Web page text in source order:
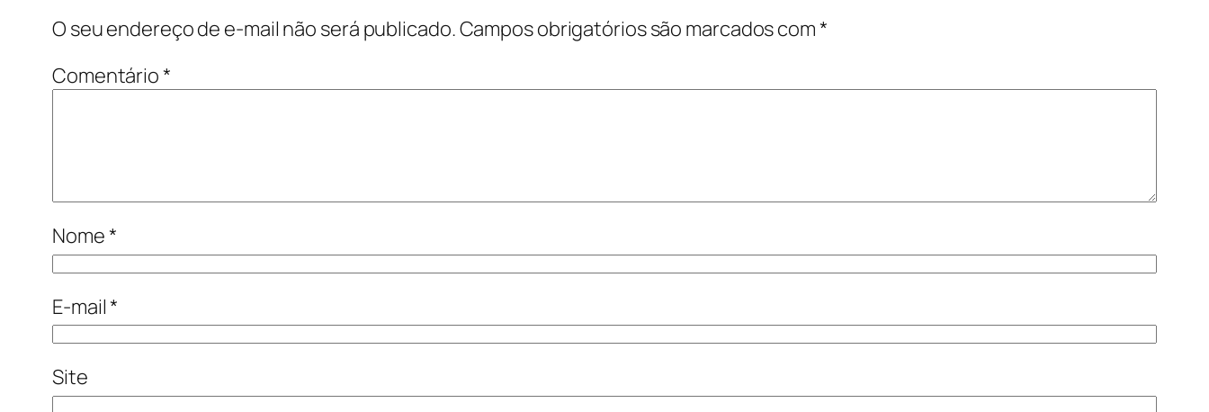
O seu endereço de e-mail não será publicado.Campos obrigatórios são marcados com*
Comentário*
Nome*
E-mail*
Site